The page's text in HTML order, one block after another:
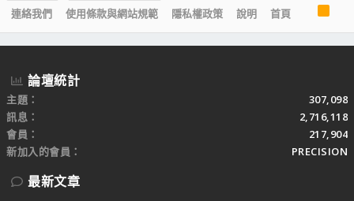
連絡我們
使用條款與網站規範 隱私權政策 說明 首頁
S
論壇統計
主題
307,098
訊息
2,716,118
會員
217,904
新加入的會員
PRECISION
最新文章